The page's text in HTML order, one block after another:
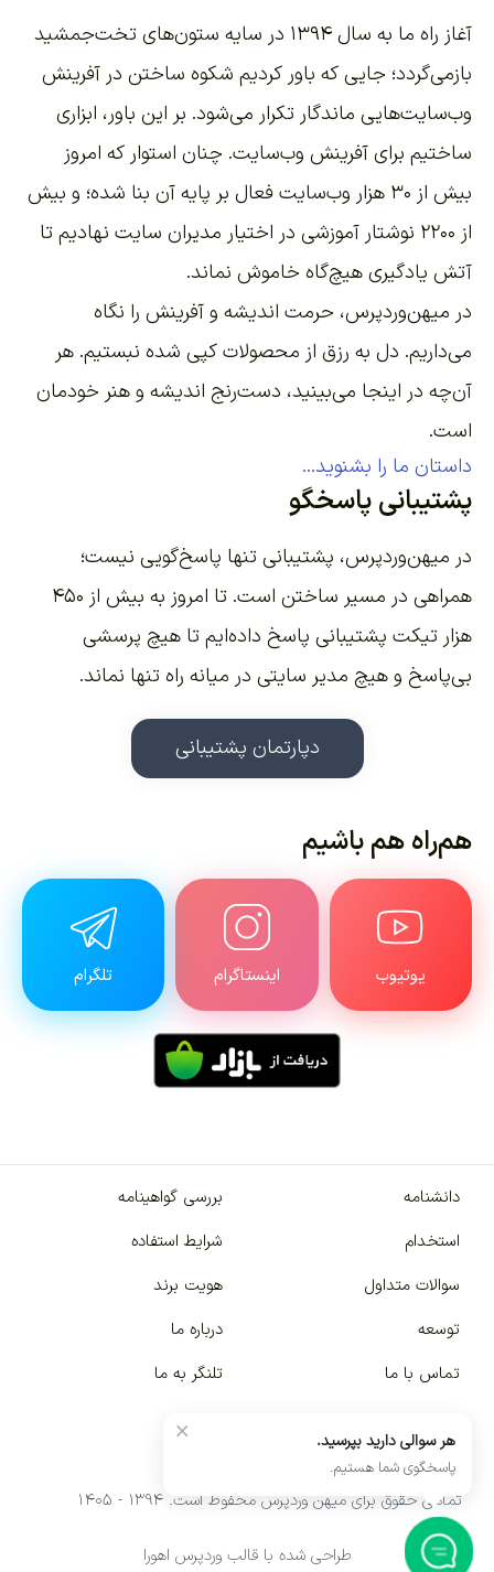
آغاز راه ما به سال ۱۳۹۴ در سایه ستون‌های تخت‌جمشید
بازمی‌گردد؛ جایی که باور کردیم شکوه ساختن در آفرینش
وب‌سایت‌هایی ماندگار تکرار می‌شود. بر این باور، ابزاری
ساختیم برای آفرینش وب‌سایت. چنان استوار که امروز
بیش از ۳۰ هزار وب‌سایت فعال بر پایه آن بنا شده؛ و بیش
از ۲۲۰۰
نوشتار آموزشی در اختیار مدیران سایت نهادیم تا
آتش یادگیری هیچ‌گاه خاموش نماند.
در میهن‌وردپرس، حرمت اندیشه و آفرینش را نگاه
می‌داریم. دل به رزق از محصولات کپی شده نبستیم. هر
آن‌چه در اینجا می‌بینید، دست‌رنج اندیشه و هنر خودمان
است.
داستان ما را بشنوید...
پشتیبانی پاسخگو
در میهن‌وردپرس، پشتیبانی تنها پاسخ‌گویی نیست؛
همراهی در مسیر ساختن است. تا امروز به بیش از ۴۵۰
هزار تیکت پشتیبانی پاسخ داده‌ایم تا هیچ پرسشی
بی‌پاسخ و هیچ مدیر سایتی در میانه راه تنها نماند.
دپارتمان پشتیبانی
هم‌راه هم باشیم
یوتیوب اینستاگرام تلگرام
دانشنامه
بررسی گواهینامه
استخدام
شرایط استفاده
سوالات متداول
هویت برند
توسعه
درباره ما
تماس با ما
تلنگر به ما
تمامی حقوق برای میهن وردپرس محفوظ است. ۱۳۹۴ - ۱۴۰۵
طراحی شده با قالب وردپرس اهورا
× هر سوالی دارید بپرسید.
پاسخگوی شما هستیم.